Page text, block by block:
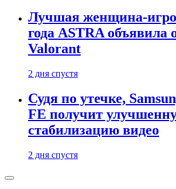
Лучшая женщина-
года ASTRA объявила
Valorant
2 дня спустя
Судя по утечке,
FE получит
стабилизацию видео
2 дня спустя